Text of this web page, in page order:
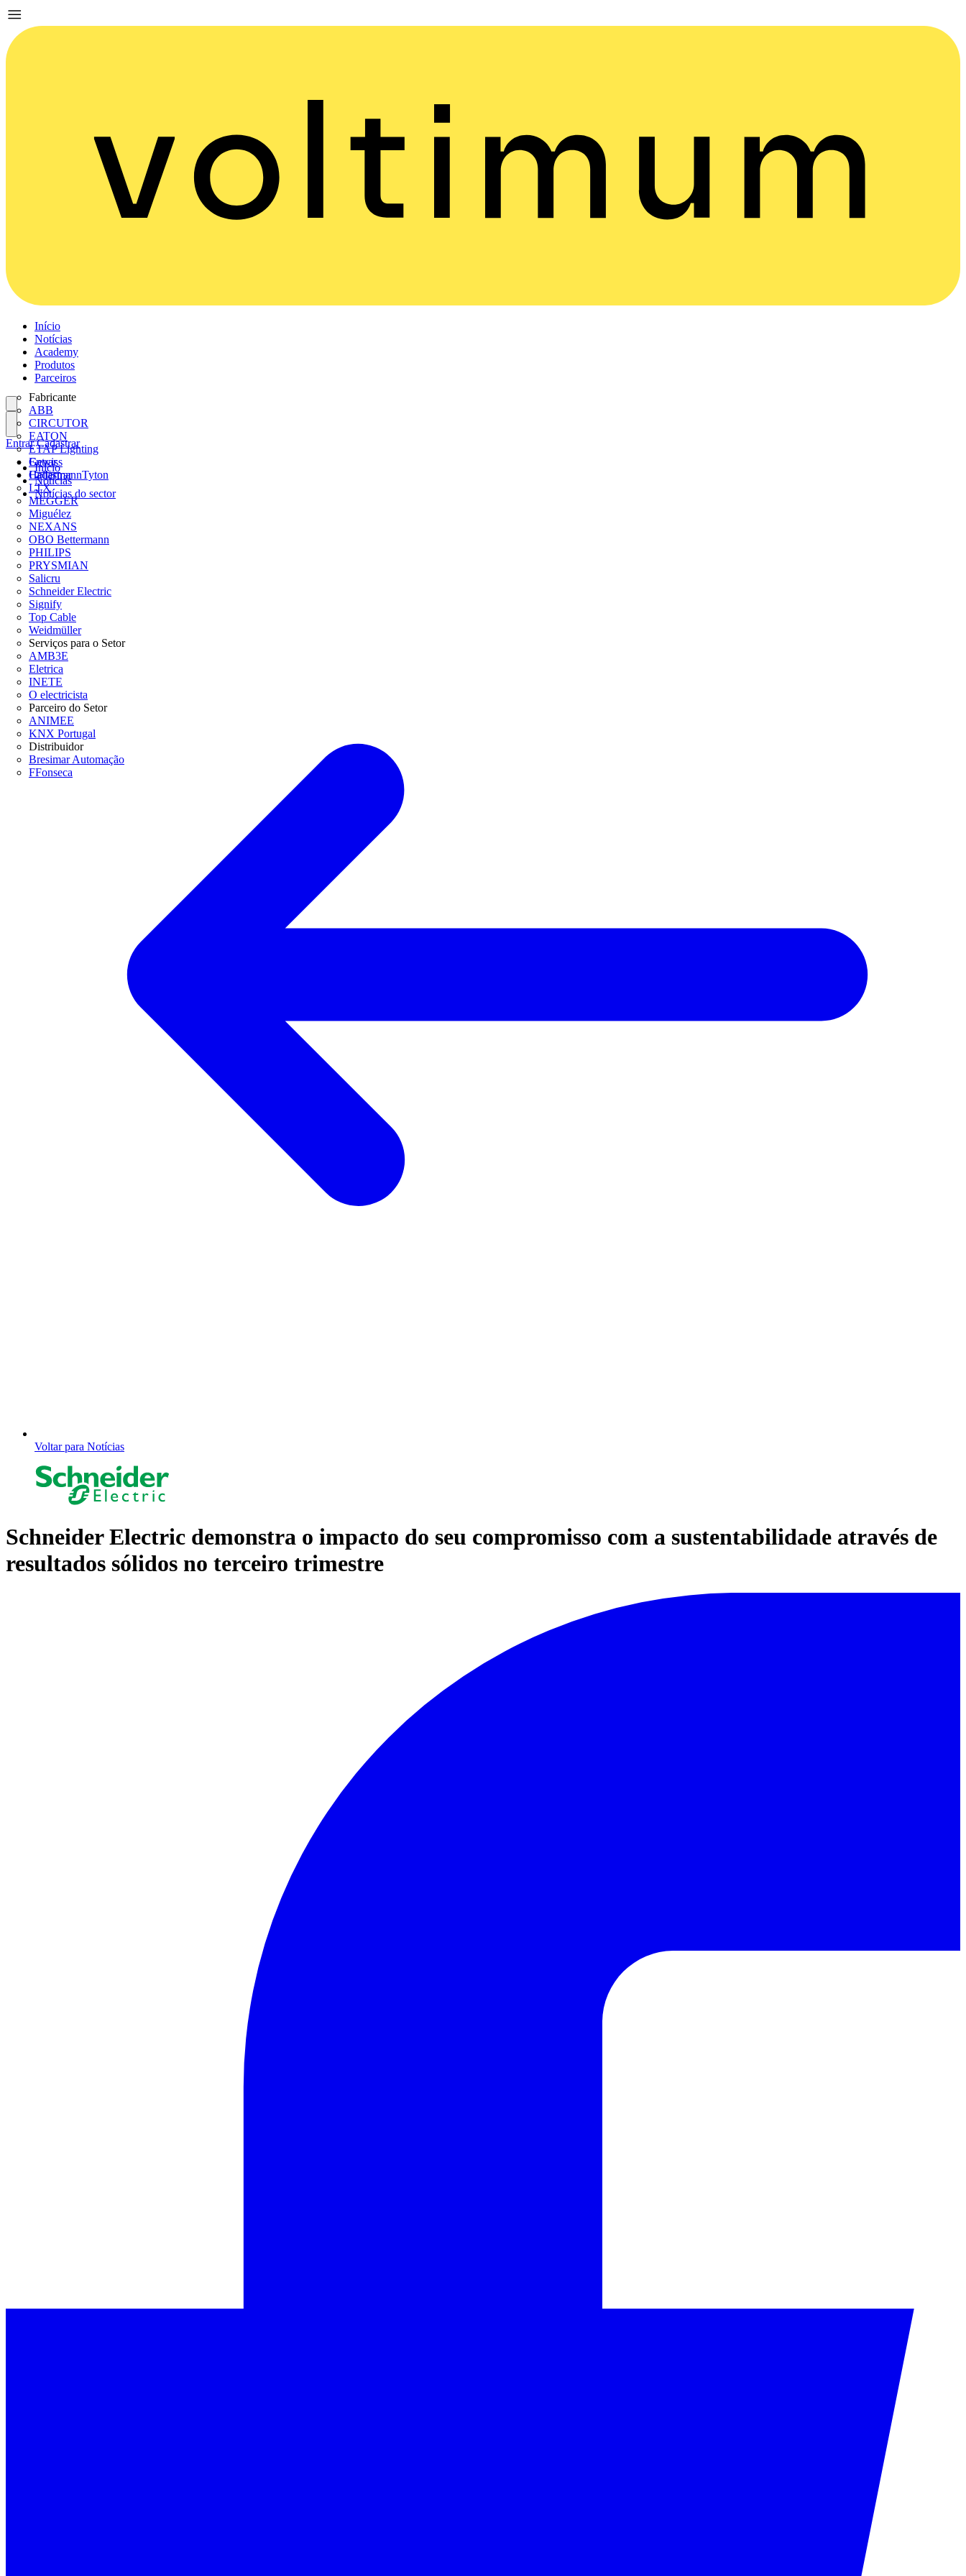
Início
Notícias
Academy
Produtos
Parceiros
Fabricante
ABB
CIRCUTOR
EATON
ETAP Lighting
Gewiss
HellermannTyton
LTX
MEGGER
Miguélez
NEXANS
OBO Bettermann
PHILIPS
PRYSMIAN
Salicru
Schneider Electric
Signify
Top Cable
Weidmüller
Serviços para o Setor
AMB3E
Eletrica
INETE
O electricista
Parceiro do Setor
ANIMEE
KNX Portugal
Distribuidor
Bresimar Automação
FFonseca
Entrar
Cadastrar
Entrar Cadastrar
Início
Notícias
Notícias do sector
Voltar para Notícias
Schneider Electric demonstra o impacto do seu compromisso com a sustentabilidade através de
resultados sólidos no terceiro trimestre